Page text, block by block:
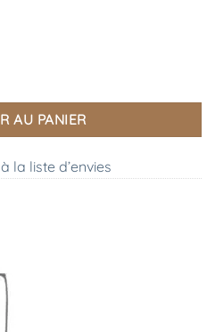
AU PANIER
la liste d’envies